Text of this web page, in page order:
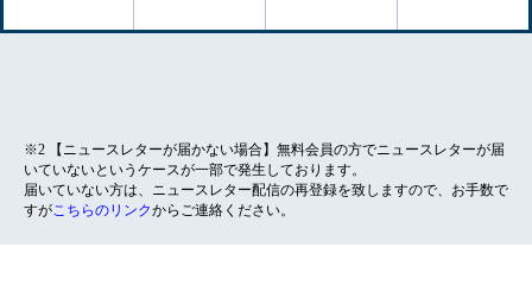
※2 【ニュースレターが届かない場合】無料会員の方でニュースレターが届
いていないというケースが一部で発生しております。
届いていない方は、ニュースレター配信の再登録を致しますので、お手数で
すがこちらのリンクからご連絡ください。